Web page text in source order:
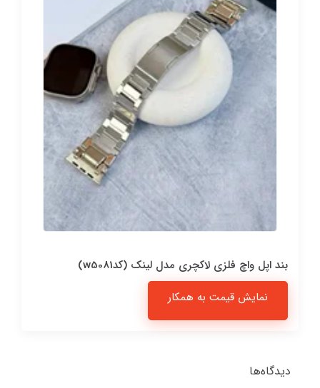
بند اپل واچ فلزی لاکچری مدل لینک (کدw5081)
نمایش قیمت به همکار
دیدگاه‌ها